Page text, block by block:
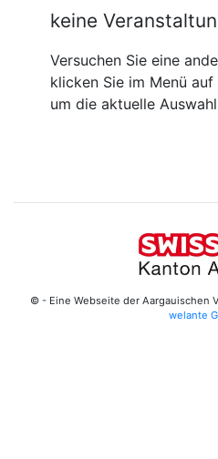
keine
Versuchen Sie eine
klicken Sie im Menü auf
um die aktuelle
© - Eine Webseite der Aargauischen
welante